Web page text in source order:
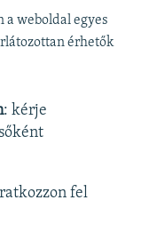
a weboldal egyes
érhetők
: kérje
fel